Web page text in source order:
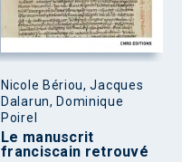
Nicole Bériou, Jacques
Dalarun, Dominique
Poirel
Le manuscrit
franciscain retrouvé